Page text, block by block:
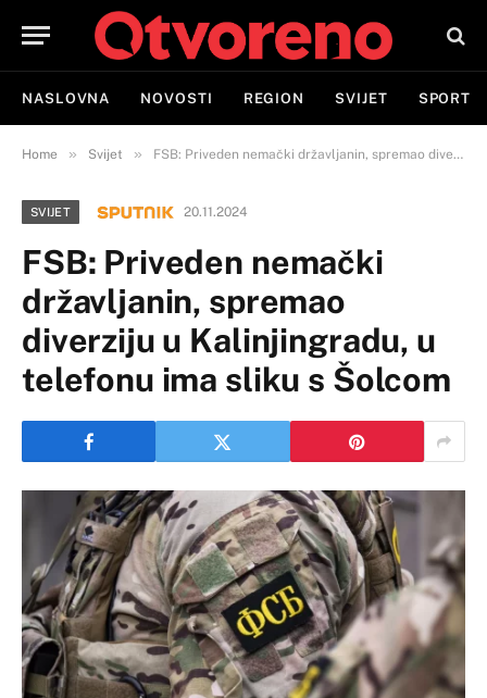
NASLOVNA NOVOSTI REGION SVIJET SPORT
Home » Svijet » FSB: Priveden nemački državljanin, spremao diverziju u Kalinjingradu, u telefonu ima sliku s Šolcom
SVIJET 20.11.2024
FSB: Priveden nemački
državljanin, spremao
diverziju u Kalinjingradu, u
telefonu ima sliku s Šolcom